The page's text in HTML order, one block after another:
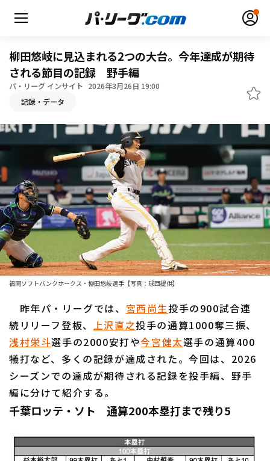
HOME
日程・結果
順位表･成績
1軍公式戦
ファーム東地区
ファーム西地区
交流戦
選手名鑑
選手名鑑トップ
北海道日本ハムファイターズ
東北楽天ゴールデンイーグルス
埼玉西武ライオンズ
千葉ロッテマリーンズ
オリックス・バファローズ
福岡ソフトバンクホークス
ニュース
設定
柳田悠岐に見込まれる2つの大台。今年達成が期待
される節目の記録 野手編
パ・リーグ インサイト 2026年3月26日 19:00
記録・データ
福岡ソフトバンクホークス・柳田悠岐選手【写真：球団提供】
昨年パ・リーグでは、 宮西尚生投手の900試合連
続リリーフ登板、 上沢直之投手の通算1000奪三振、
浅村栄斗選手の2000安打や今宮健太選手の通算400
犠打など、多くの記録が達成された。今回は、2026
シーズンでの達成が期待される記録を投手編、野手
編に分けて紹介する。
千葉ロッテ・ソト 通算200本塁打まで残り5